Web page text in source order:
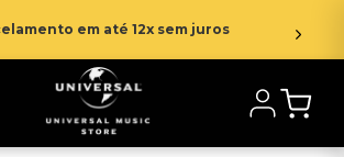
em até 12x sem juros